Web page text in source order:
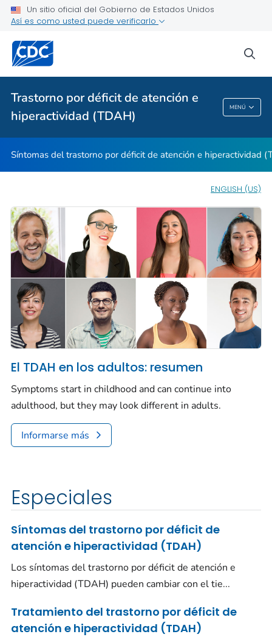
Un sitio oficial del Gobierno de Estados Unidos
Así es como usted puede verificarlo
Trastorno por déficit de atención e
hiperactividad (TDAH)
MENÚ
Síntomas del trastorno por déficit de atención e
hiperactividad (TDAH)
Tratamiento del trastorno por déficit de atención e
hiperactividad (TDAH)
VER TODO INICIO
Trastorno Por Déficit De Atención E
Hiperactividad (TDAH)
Síntomas del trastorno por déficit de atención e hiperactividad
ENGLISH (US)
El TDAH en los adultos: resumen
Symptoms start in childhood and can continue into
adulthood, but they may look different in adults.
Informarse más
Especiales
Síntomas del trastorno por déficit de
atención e hiperactividad (TDAH)
Los síntomas del trastorno por déficit de atención e
hiperactividad (TDAH) pueden cambiar con el tie...
Tratamiento del trastorno por déficit de
atención e hiperactividad (TDAH)